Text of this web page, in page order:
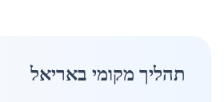
תהליך מקומי באריאל